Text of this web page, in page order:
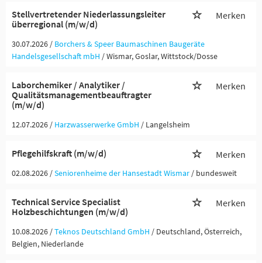
Stellvertretender Niederlassungsleiter
überregional (m/w/d)
Merken
30.07.2026 / Borchers & Speer Baumaschinen Baugeräte
Handelsgesellschaft mbH / Wismar, Goslar, Wittstock/Dosse
Laborchemiker / Analytiker /
Qualitätsmanagementbeauftragter
(m/w/d)
Merken
12.07.2026 / Harzwasserwerke GmbH / Langelsheim
Pflegehilfskraft (m/w/d) Merken
02.08.2026 /Seniorenheime der Hansestadt Wismar / bundesweit
Technical Service Specialist
Holzbeschichtungen (m/w/d)
Merken
10.08.2026 /Teknos Deutschland GmbH / Deutschland, Österreich,
Belgien, Niederlande